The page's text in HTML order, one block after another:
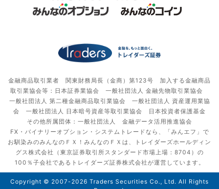
金融商品取引業者 関東財務局長（金商）第123号 加入する金融商品
取引業協会等：日本証券業協会 一般社団法人 金融先物取引業協会
一般社団法人 第二種金融商品取引業協会 一般社団法人 資産運用業協
会 一般社団法人 日本暗号資産等取引業協会 日本投資者保護基金
その他所属団体：一般社団法人 金融データ活用推進協会
FX・バイナリーオプション・システムトレードなら、「みんエフ」で
お馴染みのみんなのＦＸ！みんなのＦＸは、トレイダーズホールディン
グス株式会社（東京証券取引所スタンダード市場上場：8704）の
100％子会社であるトレイダーズ証券株式会社が運営しています。
Copyright © 2007-2026 Traders Securities Co., Ltd. All Rights